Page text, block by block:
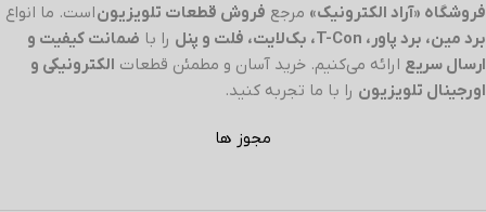
فروشگاه «آراد الکترونیک» مرجع فروش قطعات تلویزیوناست. ما انواع
برد مین، برد پاور، T-Con، بک‌لایت، فلت و پنل
را با ضمانت کیفیت و
ارسال سریع ارائه می‌کنیم. خرید آسان و مطمئن قطعات الکترونیکی و
اورجینال تلویزیون را با ما تجربه کنید.
مجوز ها